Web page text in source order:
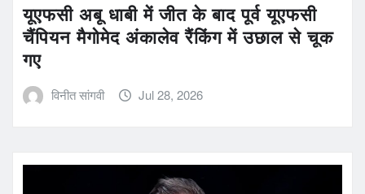
यूएफसी अबू धाबी में जीत के बाद पूर्व यूएफसी
चैंपियन मैगोमेद अंकालेव रैंकिंग में उछाल से चूक
गए
विनीत सांगवी Jul 28, 2026